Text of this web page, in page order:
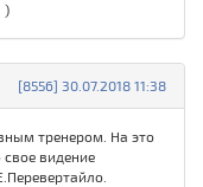
)
[8556] 30.07.2018 11:38
тренером. На это
видение